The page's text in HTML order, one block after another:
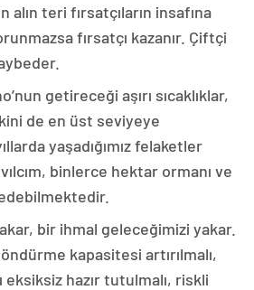
teri fırsatçıların insafına
fırsatçı kazanır. Çiftçi
getireceği aşırı sıcaklıklar,
de en üst seviyeye
yaşadığımız felaketler
binlerce hektar ormanı ve
bir ihmal geleceğimizi yakar.
kapasitesi artırılmalı,
eksiksiz hazır tutulmalı, riskli